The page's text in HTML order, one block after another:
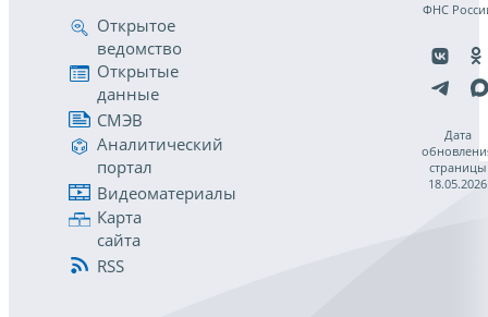
Открытое
ведомство
Открытые
данные
СМЭВ
Аналитический
портал
Видеоматериалы
Карта
сайта
RSS
ФНС
Дата
страницы
18.05.2026